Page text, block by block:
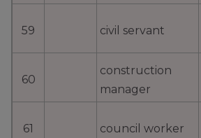
59 civil servant
60
construction
manager
61 council worker